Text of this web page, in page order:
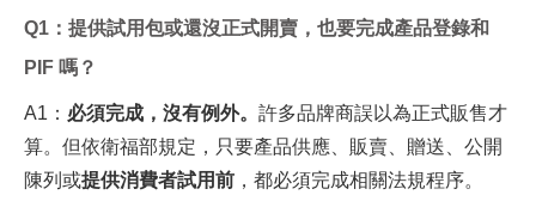
Q1 ：提供試用包或還沒正式開賣，也要完成產品登錄和
PIF 嗎？
A1 ： 必須完成，沒有例外。 許多品牌商誤以為正式販售才
算。但依衛福部規定，只要產品供應、販賣、贈送、公開
陳列或提供消費者試用前 ，都必須完成相關法規程序。